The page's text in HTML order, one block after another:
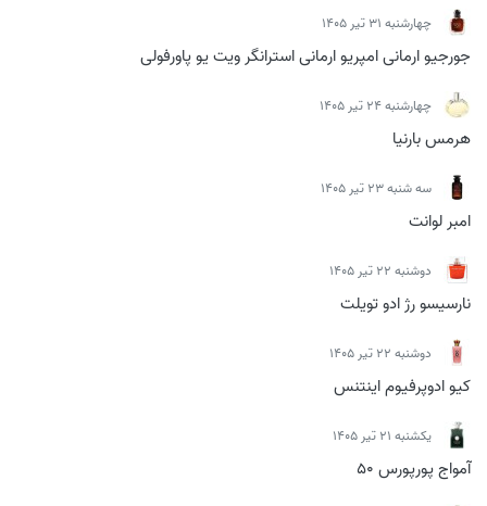
چهارشنبه 31 تیر 1405
جورجیو ارمانی امپریو ارمانی استرانگر ویت یو پاورفولی
چهارشنبه 24 تیر 1405
هرمس بارنیا
سه شنبه 23 تیر 1405
امبر لوانت
دوشنبه 22 تیر 1405
نارسیسو رژ ادو تویلت
دوشنبه 22 تیر 1405
کیو ادوپرفیوم اینتنس
يكشنبه 21 تیر 1405
آمواج پورپورس 50